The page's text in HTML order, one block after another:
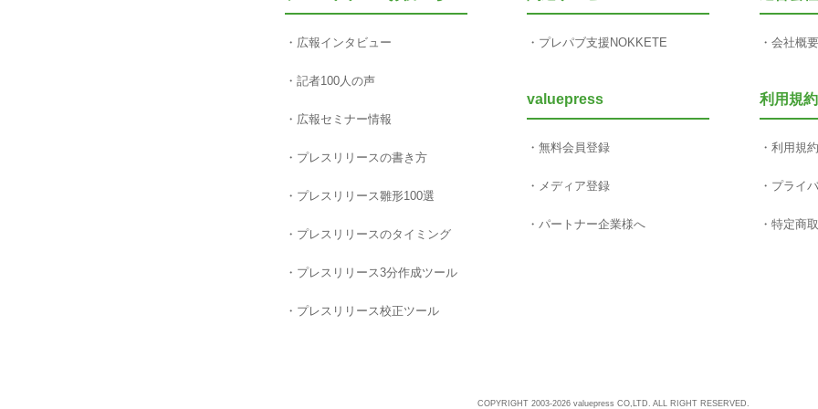
広報インタビュー
記者100人の声
広報セミナー情報
プレスリリースの書き方
プレスリリース雛形100選
プレスリリースのタイミング
プレスリリース3分作成ツール
プレスリリース校正ツール
プレパブ支援NOKKETE
valuepress
無料会員登録
メディア登録
パートナー企業様へ
会社概要
利用規
利用規約
プライ
特定商
COPYRIGHT 2003-2026 valuepress CO,LTD. ALL RIGHT RESERVED.